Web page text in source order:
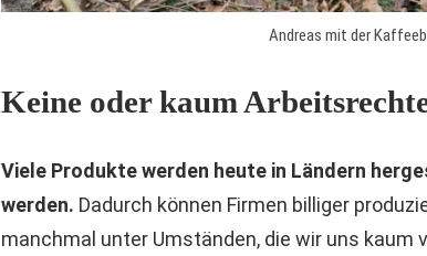
Andreas mit der
Keine oder kaum
Viele Produkte werden heute in Ländern
werden. Dadurch können Firmen billiger
manchmal unter Umständen, die wir uns kaum